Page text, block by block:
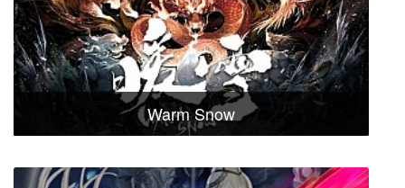
Warm Snow